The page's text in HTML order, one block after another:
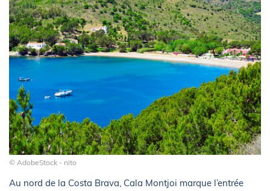
© AdobeStock - nito
Au nord de la Costa Brava, Cala Montjoi marque l’entrée